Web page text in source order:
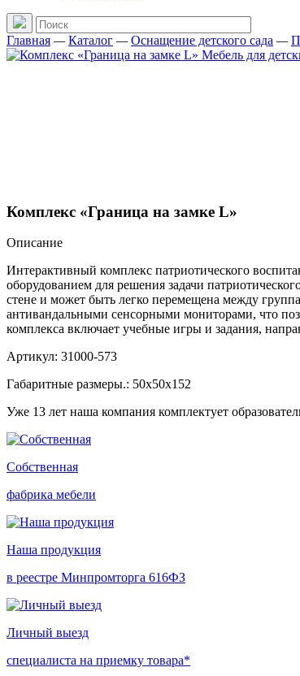
Главная —Каталог —Оснащение детского сада —
Комплекс «Граница на замке L»
Описание
Интерактивный комплекс патриотического
оборудованием для решения задачи
стене и может быть легко перемещена между
антивандальными сенсорными мониторами, что
комплекса включает учебные игры и задания,
Артикул: 31000-573
Габаритные размеры.: 50х50х152
Уже 13 лет наша компания комплектует
Собственная
фабрика мебели
Наша продукция
в реестре Минпромторга 616ФЗ
Личный выезд
специалиста на приемку товара*